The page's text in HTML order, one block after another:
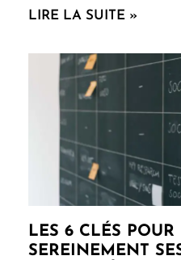
LIRE LA SUITE »
LES 6 CLÉS POUR
SEREINEMENT